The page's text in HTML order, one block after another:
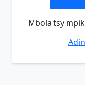
Mbola tsy